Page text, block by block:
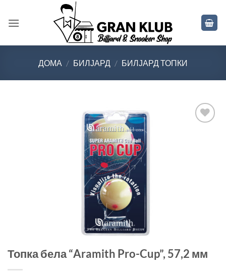
ДОМА / БИЛЈАРД / БИЛЈАРД ТОПКИ
Топка бела “Aramith Pro-Cup”, 57,2 мм